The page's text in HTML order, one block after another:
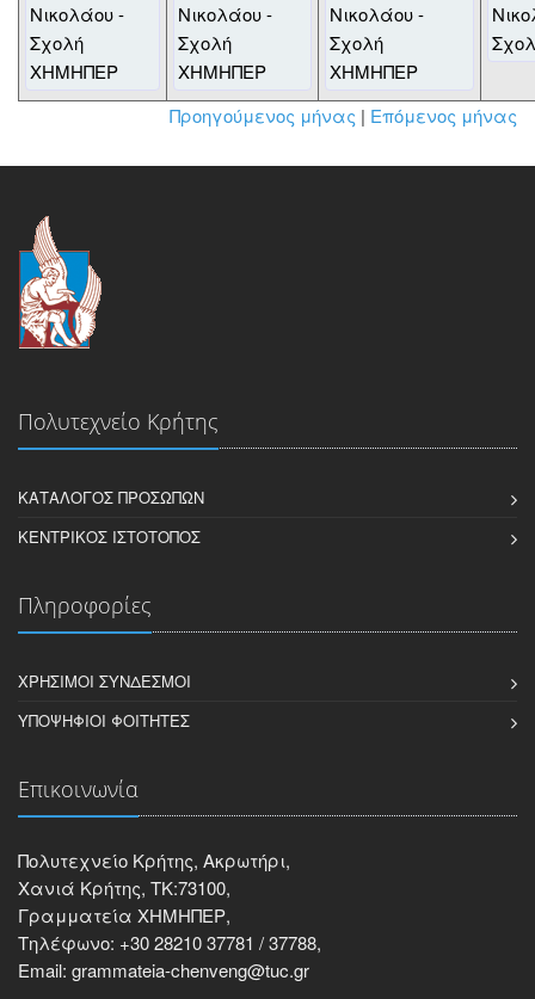
Νικολάου -
Σχολή
ΧΗΜΗΠΕΡ
Νικολάου -
Σχολή
ΧΗΜΗΠΕΡ
Νικολάου -
Σχολή
ΧΗΜΗΠΕΡ
Προηγούμενος μήνας | Επόμενος μήνας
Πολυτεχνείο Κρήτης
ΚΑΤΆΛΟΓΟΣ ΠΡΟΣΏΠΩΝ
ΚΕΝΤΡΙΚΌΣ ΙΣΤΌΤΟΠΟΣ
Πληροφορίες
ΧΡΉΣΙΜΟΙ ΣΎΝΔΕΣΜΟΙ
ΥΠΟΨΉΦΙΟΙ ΦΟΙΤΗΤΈΣ
Επικοινωνία
Πολυτεχνείο Κρήτης, Ακρωτήρι,
Χανιά Κρήτης, ΤΚ:73100,
Γραμματεία ΧΗΜΗΠΕΡ,
Τηλέφωνο: +30 28210 37781 / 37788,
Email: grammateia-chenveng@tuc.gr